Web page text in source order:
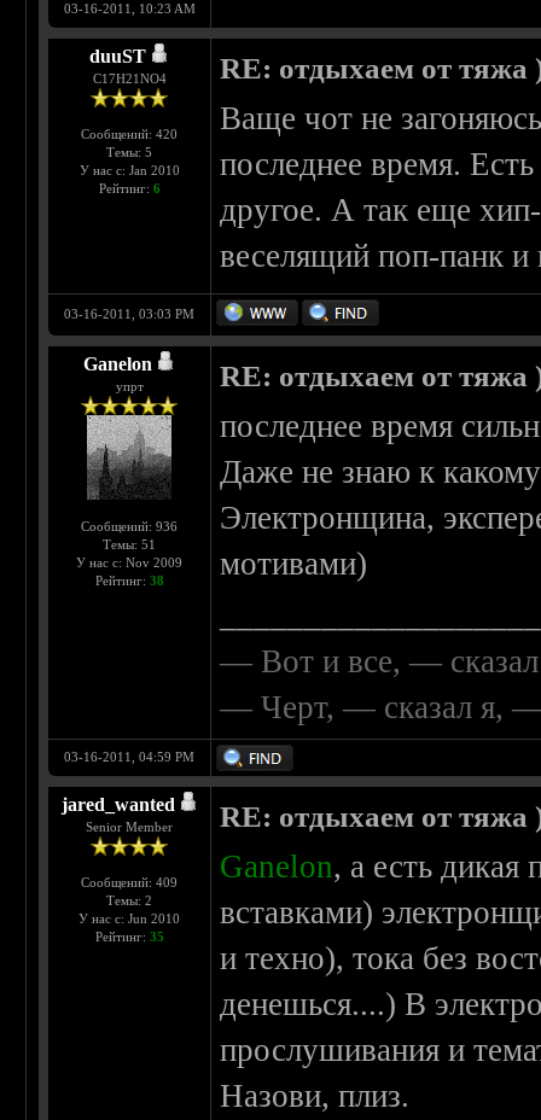
03-16-2011, 10:23 AM
duuST
С17H21NO4
Сообщений: 420
Темы: 5
У нас с: Jan 2010
Рейтинг: 6
RE: отдыхаем от тяжа
Ваще чот не
последнее время.
другое. А так еще
веселящий поп-панк и
03-16-2011, 03:03 PM
Ganelon
упрт
Сообщений: 936
Темы: 51
У нас с: Nov 2009
Рейтинг: 38
RE: отдыхаем от тяжа
последнее время
Даже не знаю к
Электронщина,
мотивами)
— Вот и все, —
— Черт, — сказал я, —
03-16-2011, 04:59 PM
jared_wanted
Senior Member
Сообщений: 409
Темы: 2
У нас с: Jun 2010
Рейтинг: 35
RE: отдыхаем от тяжа
Ganelon, а есть
вставками)
и техно), тока без
денешься....) В
прослушивания и
Назови, плиз.